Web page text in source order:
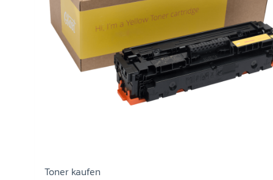
Toner kaufen